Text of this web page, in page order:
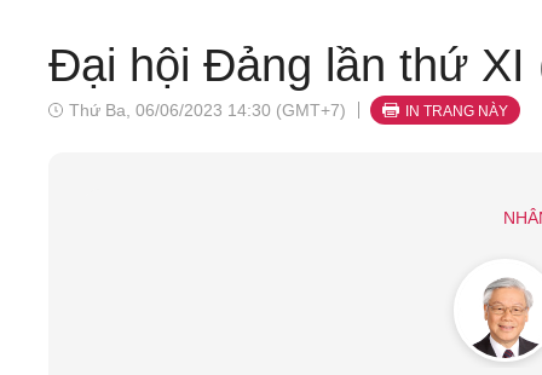
Đại hội Đảng lần thứ XI
Thứ Ba, 06/06/2023 14:30 (GMT+7) IN TRANG NÀY